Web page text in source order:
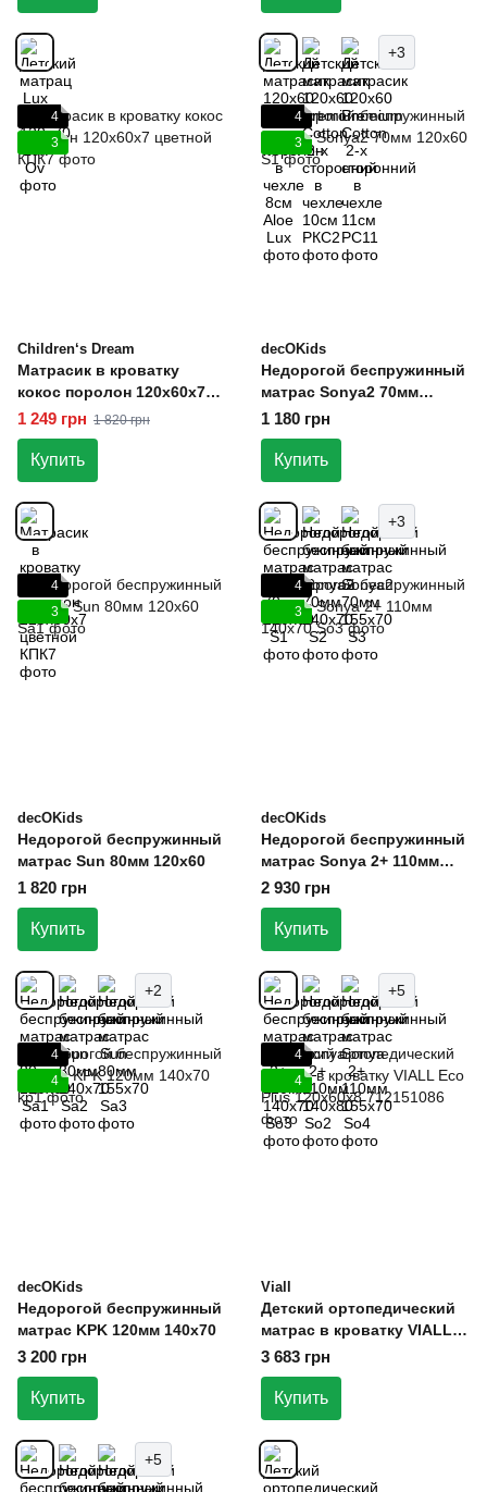
+3
4
3
Children‘s Dream
Матрасик в кроватку
кокос поролон 120х60х7
цветной
1 249 грн 1 820 грн
Купить
4
3
decOKids
Недорогой беспружинный
матрас Sonya2 70мм
120х60
1 180 грн
Купить
+3
4
3
decOKids
Недорогой беспружинный
матрас Sun 80мм 120х60
1 820 грн
Купить
+2
4
3
decOKids
Недорогой беспружинный
матрас Sonya 2+ 110мм
140х70
2 930 грн
Купить
+5
4
4
decOKids
Недорогой беспружинный
матрас KPK 120мм 140х70
3 200 грн
Купить
+5
4
4
Viall
Детский ортопедический
матрас в кроватку VIALL
Eco Plus 120х60х8
3 683 грн
Купить